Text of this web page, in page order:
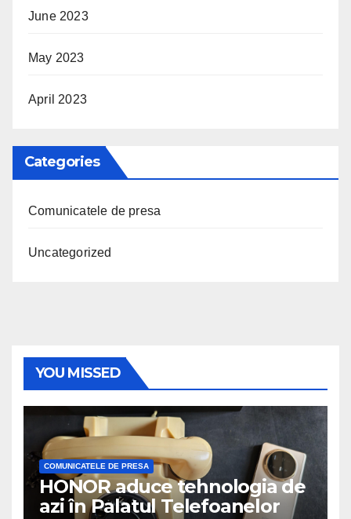
June 2023
May 2023
April 2023
Categories
Comunicatele de presa
Uncategorized
YOU MISSED
COMUNICATELE DE PRESA
HONOR aduce tehnologia de
azi în Palatul Telefoanelor